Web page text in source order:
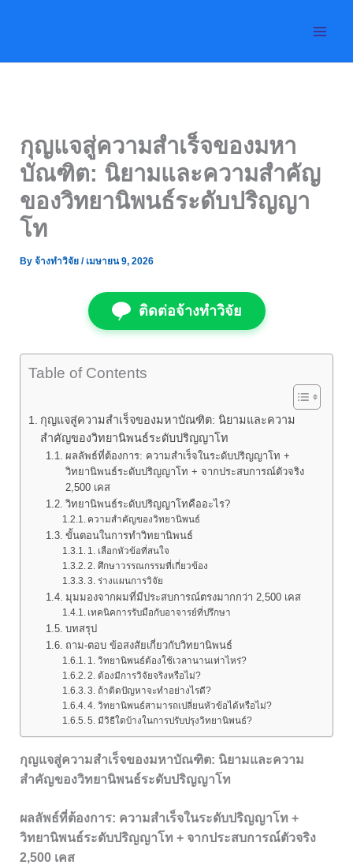
กุญแจสู่ความสำเร็จของมหา
บัณฑิต: นิยามและความสำคัญ
ของวิทยานิพนธ์ระดับปริญญา
โท
By จ้างทำวิจัย / เมษายน 9, 2026
ติดต่อจ้างทำวิจัย
Table of Contents
กุญแจสู่ความสำเร็จของมหาบัณฑิต: นิยามและความ
สำคัญของวิทยานิพนธ์ระดับปริญญาโท
ผลลัพธ์ที่ต้องการ: ความสำเร็จในระดับปริญญาโท +
วิทยานิพนธ์ระดับปริญญาโท + จากประสบการณ์ตัวจริง
2,500 เคส
วิทยานิพนธ์ระดับปริญญาโทคืออะไร?
ความสำคัญของวิทยานิพนธ์
ขั้นตอนในการทำวิทยานิพนธ์
1. เลือกหัวข้อที่สนใจ
2. ศึกษาวรรณกรรมที่เกี่ยวข้อง
3. ร่างแผนการวิจัย
มุมมองจากผมที่มีประสบการณ์ตรงมากกว่า 2,500 เคส
เทคนิคการรับมือกับอาจารย์ที่ปรึกษา
บทสรุป
ถาม-ตอบ ข้อสงสัยเกี่ยวกับวิทยานิพนธ์
1. วิทยานิพนธ์ต้องใช้เวลานานเท่าไหร่?
2. ต้องมีการวิจัยจริงหรือไม่?
3. ถ้าติดปัญหาจะทำอย่างไรดี?
4. วิทยานิพนธ์สามารถเปลี่ยนหัวข้อได้หรือไม่?
5. มีวิธีใดบ้างในการปรับปรุงวิทยานิพนธ์?
กุญแจสู่ความสำเร็จของมหาบัณฑิต: นิยามและความ
สำคัญของวิทยานิพนธ์ระดับปริญญาโท
ผลลัพธ์ที่ต้องการ: ความสำเร็จในระดับปริญญาโท +
วิทยานิพนธ์ระดับปริญญาโท + จากประสบการณ์ตัวจริง
2,500 เคส